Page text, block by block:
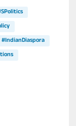
#IndianDiaspora